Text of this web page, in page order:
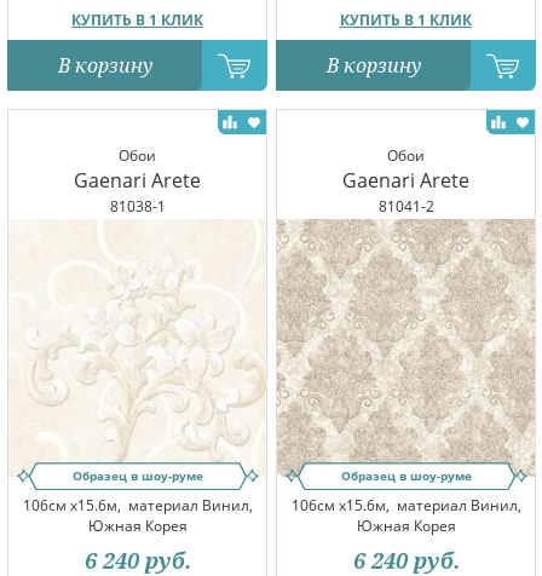
КУПИТЬ В 1 КЛИК
В корзину
КУПИТЬ В 1 КЛИК
В корзину
Обои
Gaenari Arete
81038-1
Образец в шоу-руме
106см x15.6м, материал Винил,
Южная Корея
6 240 руб.
Обои
Gaenari Arete
81041-2
Образец в шоу-руме
106см x15.6м, материал Винил,
Южная Корея
6 240 руб.